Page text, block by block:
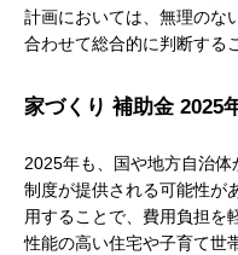
計画においては、無理のな
合わせて総合的に判断する
家づくり 補助金 2025
2025年も、国や地方自治
制度が提供される可能性が
用することで、費用負担を
性能の高い住宅や子育て世